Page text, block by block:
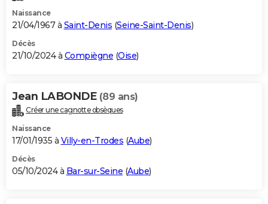
Naissance
21/04/1967 à Saint-Denis (Seine-Saint-Denis)
Décès
21/10/2024 à Compiègne (Oise)
Jean LABONDE (89 ans)
Créer une cagnotte obsèques
Naissance
17/01/1935 à Villy-en-Trodes (Aube)
Décès
05/10/2024 à Bar-sur-Seine (Aube)